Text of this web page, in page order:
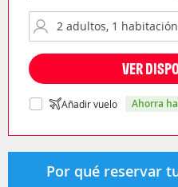
VER
Añadir vuelo ahorra
Por qué reservar